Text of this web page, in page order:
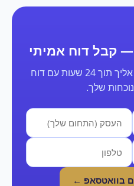
השאר את הפרטים ונחזור אליך תוך 24 שעות עם דוח
שלך.
בוואטסאפ ←